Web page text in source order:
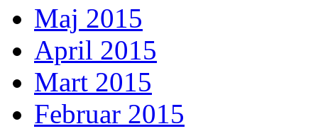
Maj 2015
April 2015
Mart 2015
Februar 2015